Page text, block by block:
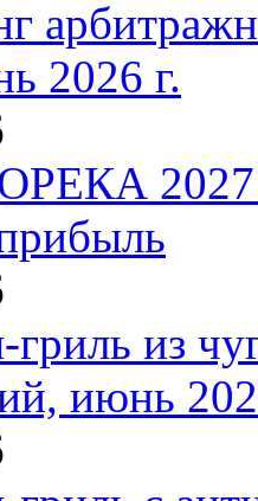
2026 г.
2027:
из
июнь